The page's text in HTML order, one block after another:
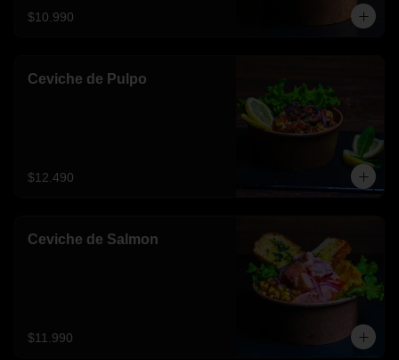
$10.990
Ceviche de Pulpo
$12.490
Ceviche de Salmon
$11.990